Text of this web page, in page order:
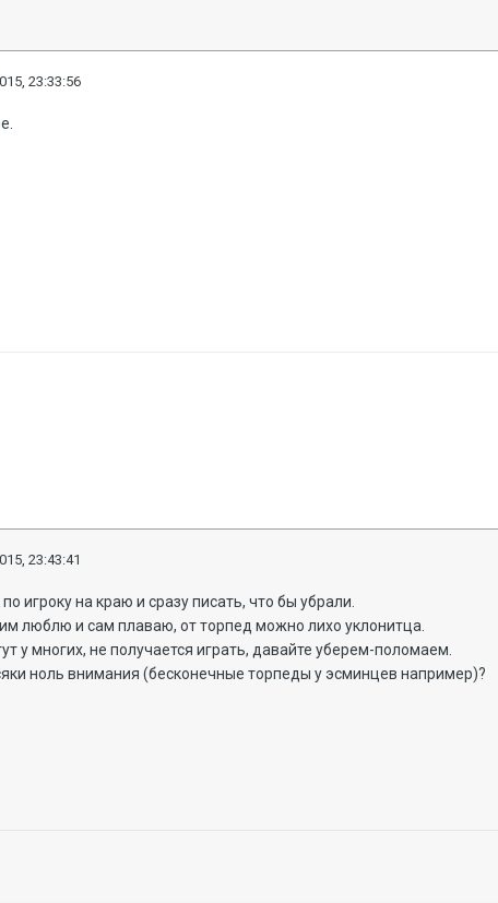
23:33:56
23:43:41
игроку на краю и сразу писать, что бы убрали.
люблю и сам плаваю, от торпед можно лихо уклонитца.
у многих, не получается играть, давайте уберем-поломаем.
ноль внимания (бесконечные торпеды у эсминцев например)?